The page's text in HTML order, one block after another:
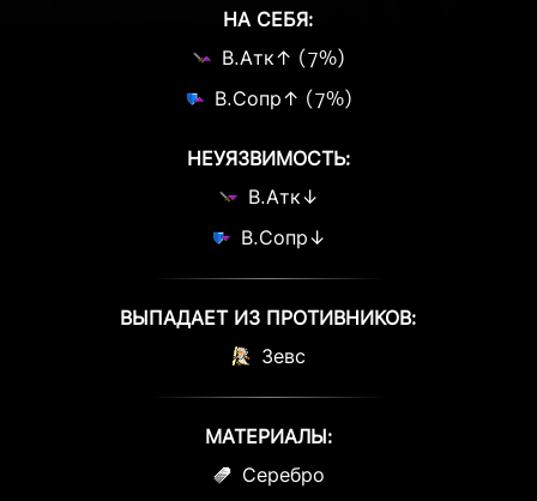
НА СЕБЯ:
В.Атк↑ (7%)
В.Сопр↑ (7%)
НЕУЯЗВИМОСТЬ:
В.Атк↓
В.Сопр↓
ВЫПАДАЕТ ИЗ ПРОТИВНИКОВ:
Зевс
МАТЕРИАЛЫ:
Серебро